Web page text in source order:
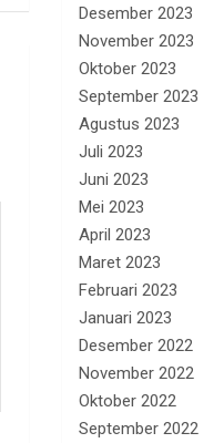
Desember 2023
November 2023
Oktober 2023
September 2023
Agustus 2023
Juli 2023
Juni 2023
Mei 2023
April 2023
Maret 2023
Februari 2023
Januari 2023
Desember 2022
November 2022
Oktober 2022
September 2022